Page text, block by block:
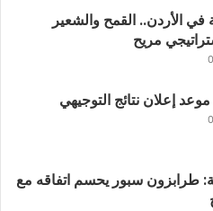
في الأردن.. القمح والشعير
مريح
إعلان نتائج التوجيهي
طرابزون سبور يحسم اتفاقه مع